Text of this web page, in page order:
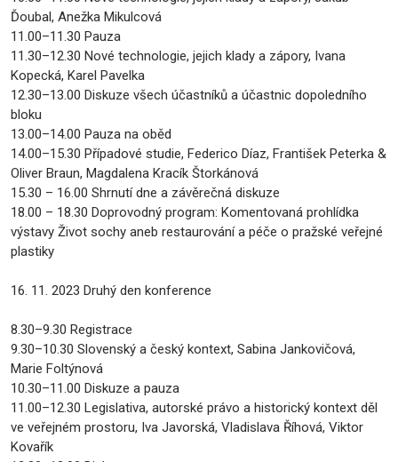
Ďoubal, Anežka Mikulcová
11.00–11.30 Pauza
11.30–12.30 Nové technologie, jejich klady a zápory, Ivana
Kopecká, Karel Pavelka
12.30–13.00 Diskuze všech účastníků a účastnic dopoledního
bloku
13.00–14.00 Pauza na oběd
14.00–15.30 Případové studie, Federico Díaz, František Peterka &
Oliver Braun, Magdalena Kracík Štorkánová
15.30 – 16.00 Shrnutí dne a závěrečná diskuze
18.00 – 18.30 Doprovodný program: Komentovaná prohlídka
výstavy Život sochy aneb restaurování a péče o pražské veřejné
plastiky
16. 11. 2023 Druhý den konference
8.30–9.30 Registrace
9.30–10.30 Slovenský a český kontext, Sabina Jankovičová,
Marie Foltýnová
10.30–11.00 Diskuze a pauza
11.00–12.30 Legislativa, autorské právo a historický kontext děl
ve veřejném prostoru, Iva Javorská, Vladislava Říhová, Viktor
Kovařík